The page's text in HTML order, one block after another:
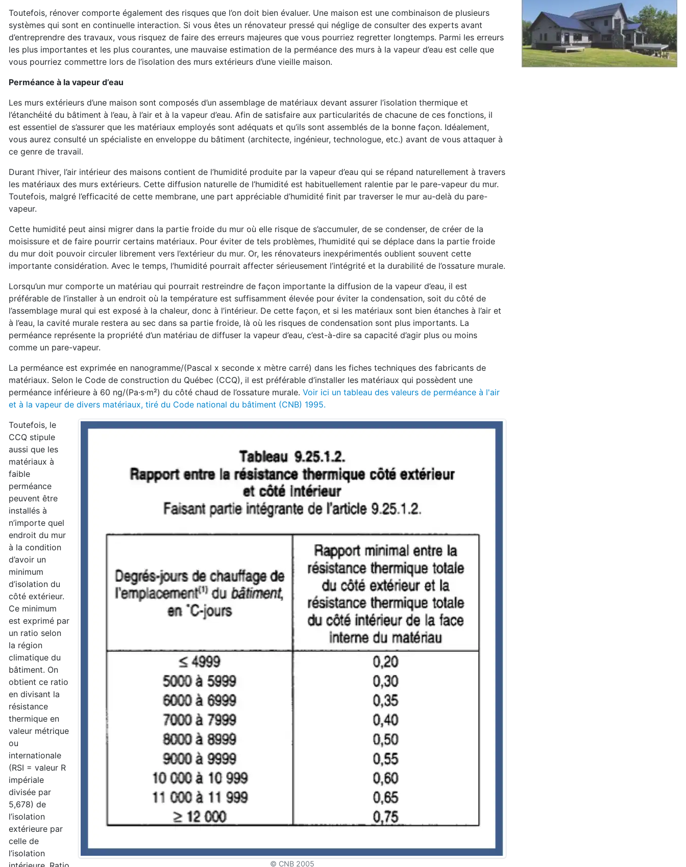
Toutefois, rénover comporte également des risques que l’on doit bien évaluer. Une maison est une combinaison de plusieurs
systèmes qui sont en continuelle interaction. Si vous êtes un rénovateur pressé qui néglige de consulter des experts avant
d’entreprendre des travaux, vous risquez de faire des erreurs majeures que vous pourriez regretter longtemps. Parmi les erreurs
les plus importantes et les plus courantes, une mauvaise estimation de la perméance des murs à la vapeur d’eau est celle que
vous pourriez commettre lors de l’isolation des murs extérieurs d’une vieille maison.
Perméance à la vapeur d’eau
Les murs extérieurs d’une maison sont composés d’un assemblage de matériaux devant assurer l’isolation thermique et
l’étanchéité du bâtiment à l’eau, à l’air et à la vapeur d’eau. Afin de satisfaire aux particularités de chacune de ces fonctions, il
est essentiel de s’assurer que les matériaux employés sont adéquats et qu’ils sont assemblés de la bonne façon. Idéalement,
vous aurez consulté un spécialiste en enveloppe du bâtiment (architecte, ingénieur, technologue, etc.) avant de vous attaquer à
ce genre de travail.
Durant l’hiver, l’air intérieur des maisons contient de l’humidité produite par la vapeur d’eau qui se répand naturellement à travers
les matériaux des murs extérieurs. Cette diffusion naturelle de l’humidité est habituellement ralentie par le pare-vapeur du mur.
Toutefois, malgré l’efficacité de cette membrane, une part appréciable d’humidité finit par traverser le mur au-delà du pare-
vapeur.
Cette humidité peut ainsi migrer dans la partie froide du mur où elle risque de s’accumuler, de se condenser, de créer de la
moisissure et de faire pourrir certains matériaux. Pour éviter de tels problèmes, l’humidité qui se déplace dans la partie froide
du mur doit pouvoir circuler librement vers l’extérieur du mur. Or, les rénovateurs inexpérimentés oublient souvent cette
importante considération. Avec le temps, l’humidité pourrait affecter sérieusement l’intégrité et la durabilité de l’ossature murale.
Lorsqu’un mur comporte un matériau qui pourrait restreindre de façon importante la diffusion de la vapeur d’eau, il est
préférable de l’installer à un endroit où la température est suffisamment élevée pour éviter la condensation, soit du côté de
l’assemblage mural qui est exposé à la chaleur, donc à l’intérieur. De cette façon, et si les matériaux sont bien étanches à l’air et
à l’eau, la cavité murale restera au sec dans sa partie froide, là où les risques de condensation sont plus importants. La
perméance représente la propriété d’un matériau de diffuser la vapeur d’eau, c’est-à-dire sa capacité d’agir plus ou moins
comme un pare-vapeur.
La perméance est exprimée en nanogramme/(Pascal x seconde x mètre carré) dans les fiches techniques des fabricants de
matériaux. Selon le Code de construction du Québec (CCQ), il est préférable d’installer les matériaux qui possèdent une
perméance inférieure à 60 ng/(Pa·s·m²) du côté chaud de l’ossature murale. Voir ici un tableau des valeurs de perméance à l'air
et à la vapeur de divers matériaux, tiré du Code national du bâtiment (CNB) 1995.
© CNB 2005
Toutefois, le
CCQ stipule
aussi que les
matériaux à
faible
perméance
peuvent être
installés à
n’importe quel
endroit du mur
à la condition
d’avoir un
minimum
d’isolation du
côté extérieur.
Ce minimum
est exprimé par
un ratio selon
la région
climatique du
bâtiment. On
obtient ce ratio
en divisant la
résistance
thermique en
valeur métrique
ou
internationale
(RSI = valeur R
impériale
divisée par
5,678) de
l’isolation
extérieure par
celle de
l’isolation